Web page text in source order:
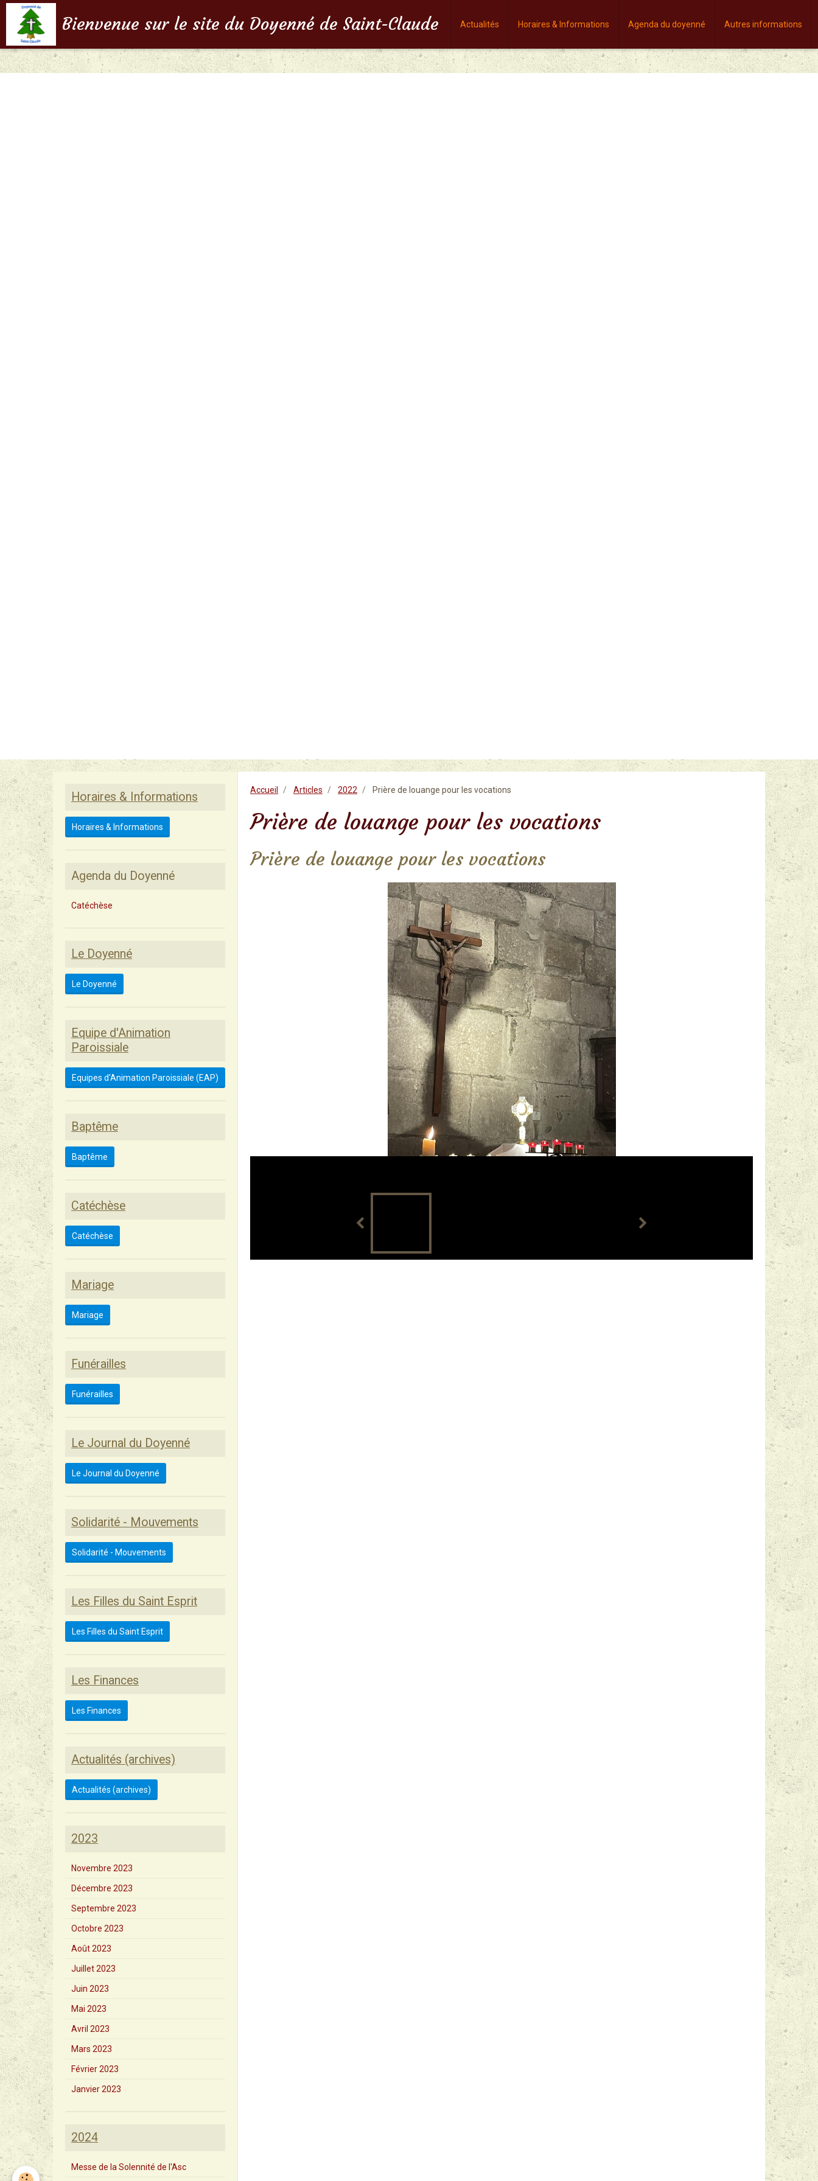
Bienvenue sur le site du Doyenné de Saint-Claude Actualités Horaires & Informations Agenda du doyenné Autres informations
Accueil Articles 2022 Prière de louange pour les vocations
Prière de louange pour les vocations
Prière de louange pour les vocations
Horaires & Informations
Horaires & Informations
Agenda du Doyenné
Catéchèse
Le Doyenné
Le Doyenné
Equipe d'Animation
Paroissiale
Equipes d'Animation Paroissiale (EAP)
Baptême
Baptême
Catéchèse
Catéchèse
Mariage
Mariage
Funérailles
Funérailles
Le Journal du Doyenné
Le Journal du Doyenné
Solidarité - Mouvements
Solidarité - Mouvements
Les Filles du Saint Esprit
Les Filles du Saint Esprit
Les Finances
Les Finances
Actualités (archives)
Actualités (archives)
2023
Novembre 2023
Décembre 2023
Septembre 2023
Octobre 2023
Août 2023
Juillet 2023
Juin 2023
Mai 2023
Avril 2023
Mars 2023
Février 2023
Janvier 2023
2024
Messe de la Solennité de l'Asc